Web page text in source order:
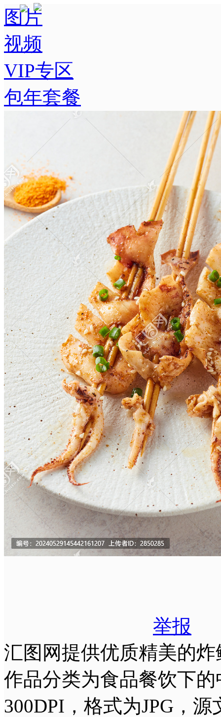
图片
视频
VIP专区
包年套餐
举报
汇图网提供优质精美的
作品分类为食品餐饮下
300DPI，格式为JPG，